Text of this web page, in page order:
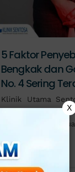
5 Faktor
Bengkak dan
No. 4 Sering
Klinik Utama
bengkak dan
yang bisa
X